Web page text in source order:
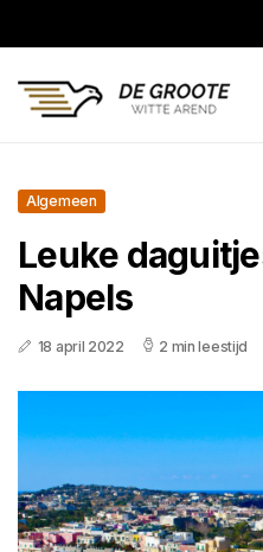
Algemeen
Leuke
Napels
18 april 2022 2 min leestijd